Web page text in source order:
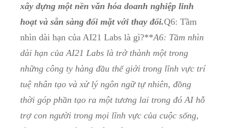
xây dựng một nền văn hóa doanh nghiệp linh
hoạt và sẵn sàng đối mặt với thay đổi.Q6: Tầm
nhìn dài hạn của AI21 Labs là gì?**A6: Tầm nhìn
dài hạn của AI21 Labs là trở thành một trong
những công ty hàng đầu thế giới trong lĩnh vực trí
tuệ nhân tạo và xử lý ngôn ngữ tự nhiên, đồng
thời góp phần tạo ra một tương lai trong đó AI hỗ
trợ con người trong mọi lĩnh vực của cuộc sống,